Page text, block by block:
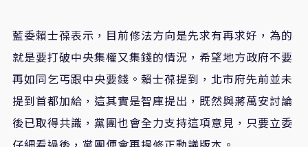
藍委賴士葆表示，目前修法方向是先求有再求好，為的
就是要打破中央集權又集錢的情況，希望地方政府不要
再如同乞丐跟中央要錢。賴士葆提到，北市府先前並未
提到首都加給，這其實是智庫提出，既然與蔣萬安討論
後已取得共識，黨團也會全力支持這項意見，只要立委